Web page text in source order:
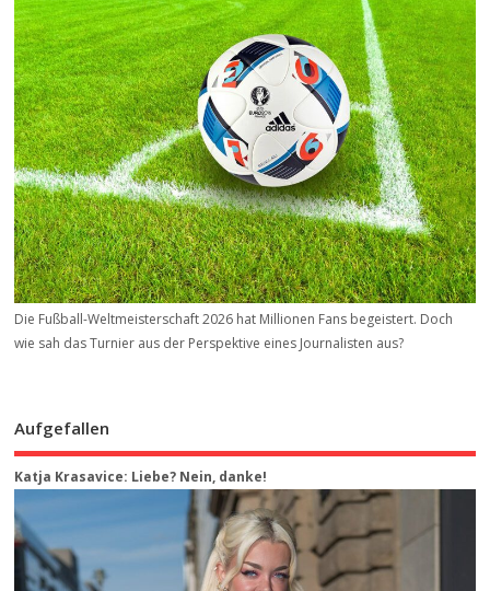
Die Fußball-Weltmeisterschaft 2026 hat Millionen Fans begeistert. Doch
wie sah das Turnier aus der Perspektive eines Journalisten aus?
Aufgefallen
Katja Krasavice: Liebe? Nein, danke!